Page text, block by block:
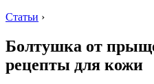
Статьи ›
Болтушка от
рецепты для кожи